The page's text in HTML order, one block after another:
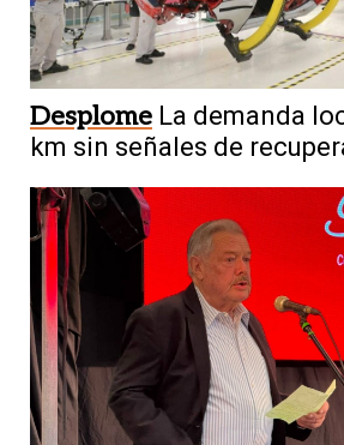
Desplome La demanda
km sin señales de